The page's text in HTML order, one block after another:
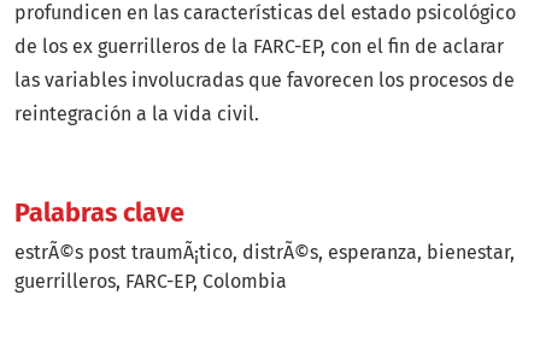
Palabras clave
estrÃ©s post traumÃ¡tico distrÃ©s esperanza bienestar
guerrilleros FARC-EP Colombia
profundicen en las características del estado psicológico
de los ex guerrilleros de la FARC-EP, con el fin de aclarar
las variables involucradas que favorecen los procesos de
reintegración a la vida civil.